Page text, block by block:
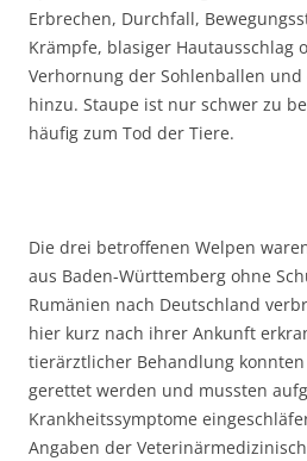
Erbrechen, Durchfall,
Krämpfe, blasiger Hautausschlag
Verhornung der Sohlenballen und
hinzu. Staupe ist nur schwer zu
häufig zum Tod der Tiere.
Die drei betroffenen Welpen
aus Baden-Württemberg ohne
Rumänien nach Deutschland
hier kurz nach ihrer Ankunft
tierärztlicher Behandlung
gerettet werden und mussten
Krankheitssymptome
Angaben der